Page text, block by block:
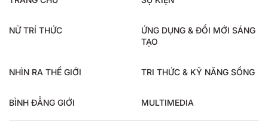
NỮ TRÍ THỨC
ỨNG DỤNG & ĐỔI MỚI SÁNG
TẠO
NHÌN RA THẾ GIỚI TRI THỨC & KỸ NĂNG SỐNG
BÌNH ĐẲNG GIỚI MULTIMEDIA